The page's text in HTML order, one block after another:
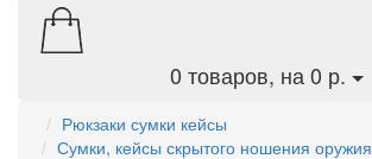
0 товаров, на 0 р.
Рюкзаки сумки кейсы
Сумки, кейсы скрытого ношения оружия